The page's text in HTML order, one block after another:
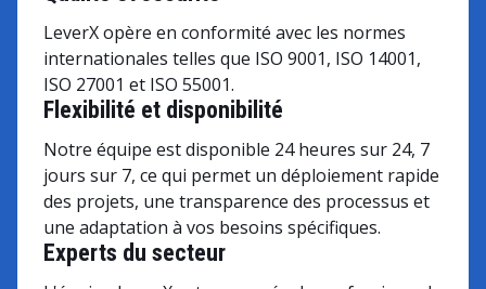
Experts du secteur
LeverX opère en conformité avec les normes
internationales telles que ISO 9001, ISO 14001,
ISO 27001 et ISO 55001.
Flexibilité et disponibilité
Notre équipe est disponible 24 heures sur 24, 7
jours sur 7, ce qui permet un déploiement rapide
des projets, une transparence des processus et
une adaptation à vos besoins spécifiques.